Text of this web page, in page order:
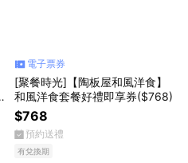
電子票券
[聚餐時光]【陶板屋和風洋食】
和風洋食套餐好禮即享券($768)
$768
預約送禮
有兌換期